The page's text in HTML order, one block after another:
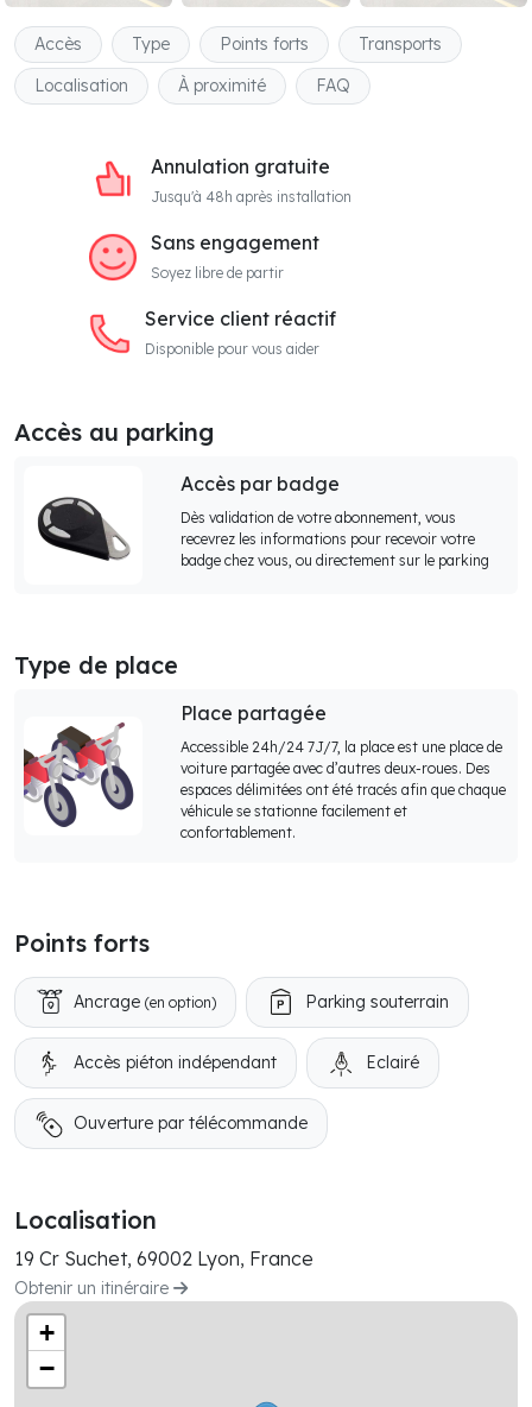
Accès Type Points forts
Transports
Localisation
À proximité FAQ
Annulation gratuite
Jusqu'à 48h après installation
Sans engagement
Soyez libre de partir
Service client réactif
Disponible pour vous aider
Accès au parking
Accès par badge
Dès validation de votre abonnement, vous
recevrez les informations pour recevoir votre
badge chez vous, ou directement sur le parking
Type de place
Place partagée
Accessible 24h/24 7J/7, la place est une place de
voiture partagée avec d’autres deux-roues. Des
espaces délimitées ont été tracés afin que chaque
véhicule se stationne facilement et
confortablement.
Points forts
Ancrage (en option) Parking souterrain
Accès piéton indépendant Eclairé
Ouverture par télécommande
Localisation
19 Cr Suchet, 69002 Lyon, France
Obtenir un itinéraire
+
−